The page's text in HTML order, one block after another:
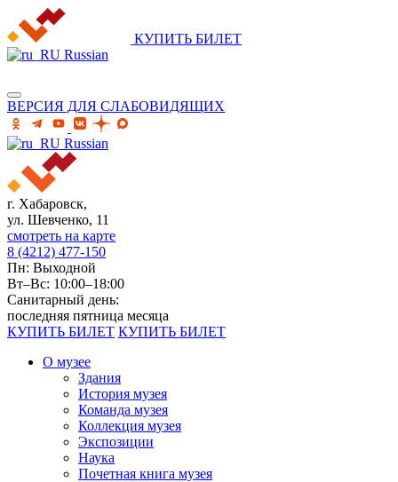
КУПИТЬ БИЛЕТ
Russian
ВЕРСИЯ ДЛЯ СЛАБОВИДЯЩИХ
Russian
г. Хабаровск,
ул. Шевченко, 11
смотреть на карте
8 (4212) 477-150
Пн: Выходной
Вт–Вс: 10:00–18:00
Санитарный день:
последняя пятница месяца
КУПИТЬ БИЛЕТ КУПИТЬ БИЛЕТ
О музее
Здания
История музея
Команда музея
Коллекция музея
Экспозиции
Наука
Почетная книга музея